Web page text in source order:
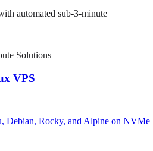
automated sub-3-minute
Solutions
VPS
Debian, Rocky, and Alpine on NVMe